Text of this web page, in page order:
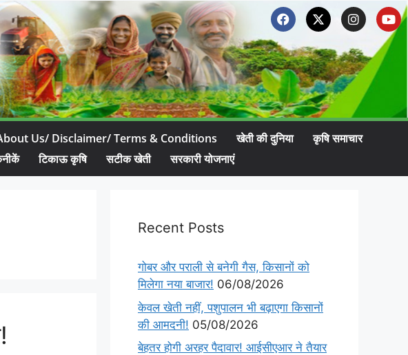
Us/ Disclaimer/ Terms & Conditions खेती की दुनिया
कृषि समाचार
टिकाऊ कृषि सटीक खेती सरकारी योजनाएं
Recent Posts
गोबर और पराली से बनेगी गैस, किसानों को
मिलेगा नया बाजार! 06/08/2026
केवल खेती नहीं, पशुपालन भी बढ़ाएगा किसानों
की आमदनी! 05/08/2026
बेहतर होगी अरहर पैदावार! आईसीएआर ने तैयार